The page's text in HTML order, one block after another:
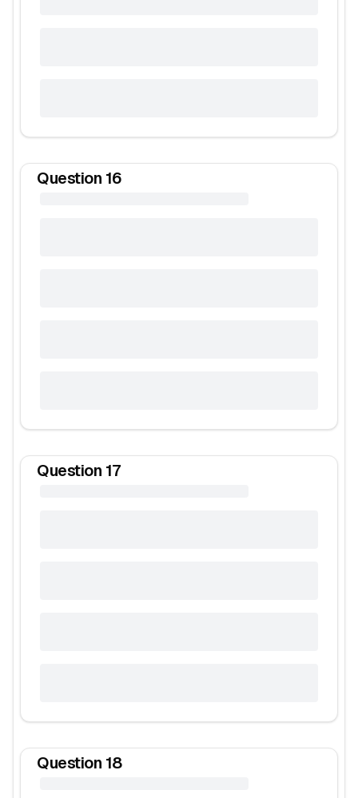
Question 16
Question 17
Question 18